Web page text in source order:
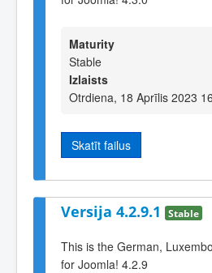
Maturity
Stable
Izlaists
Otrdiena, 18 Aprīlis 2023
Skatīt failus
Versija 4.2.9.1 Stable
This is the German,
for Joomla! 4.2.9